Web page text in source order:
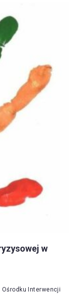
w
Interwencji